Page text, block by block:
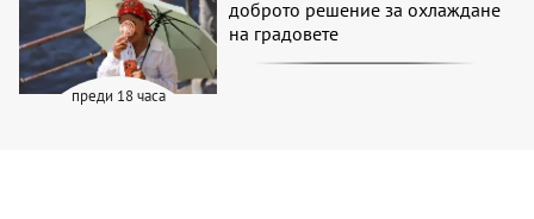
преди 18 часа
доброто решение за охлаждане
на градовете